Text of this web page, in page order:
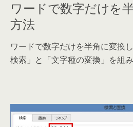
ワードで数字だけを
方法
ワードで数字だけを半角に変換
検索」と「文字種の変換」を組み